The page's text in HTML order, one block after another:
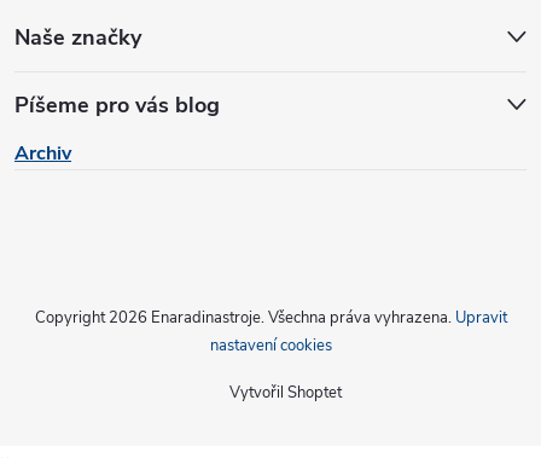
Naše značky
Píšeme pro vás blog
Archiv
Vytvořil Shoptet
Copyright 2026 Enaradinastroje. Všechna práva vyhrazena. Upravit
nastavení cookies